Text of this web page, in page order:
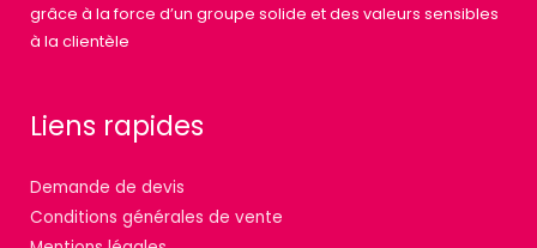
grâce à la force d’un groupe solide et des valeurs sensibles
à la clientèle
Liens rapides
Demande de devis
Conditions générales de vente